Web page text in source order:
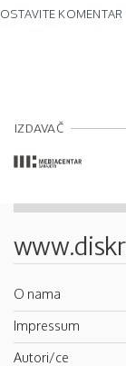
OSTAVITE KOMENTAR
IZDAVAČ
O nama
Impressum
Autori/ce